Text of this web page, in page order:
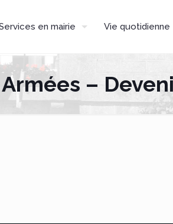
en mairie Vie quotidienne
–